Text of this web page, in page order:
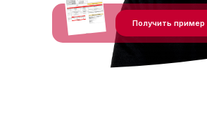
Получить пример
Забудьте о браке и задержках
– сделаем рынок Китая
безопасным для вашего
бизнеса